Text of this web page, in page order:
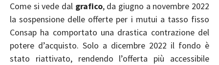
Come si vede dal grafico, da giugno a novembre 2022
la sospensione delle offerte per i mutui a tasso fisso
Consap ha comportato una drastica contrazione del
potere d’acquisto. Solo a dicembre 2022 il fondo è
stato riattivato, rendendo l’offerta più accessibile